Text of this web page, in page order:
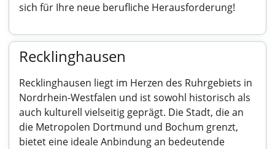
sich für Ihre neue berufliche Herausforderung!
Recklinghausen
Recklinghausen liegt im Herzen des Ruhrgebiets in
Nordrhein-Westfalen und ist sowohl historisch als
auch kulturell vielseitig geprägt. Die Stadt, die an
die Metropolen Dortmund und Bochum grenzt,
bietet eine ideale Anbindung an bedeutende